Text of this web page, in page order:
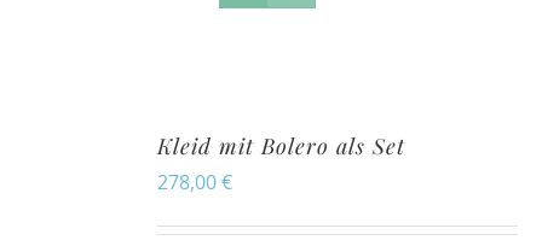
Kleid mit Bolero als Set
278,00€